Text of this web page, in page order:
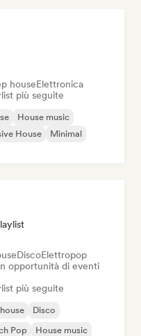
houseElettronica
più seguite
House music
House
Minimal
DiscoElettropop
opportunità di eventi
più seguite
Disco
Pop House music